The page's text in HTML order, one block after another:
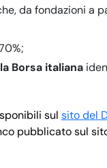
da fondazioni a
Borsa italiana
sul sito del
pubblicato sul